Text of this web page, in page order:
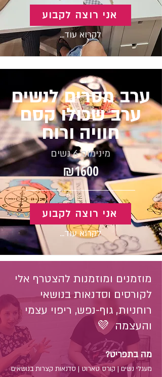
אני רוצה לקבוע
לקרוא עוד...
ערב מסרים לנשים
ערב שכולו קסם
חוויה ורוח
מינימום 6 נשים
₪1600
אני רוצה לקבוע
לקרוא עוד...
מוזמנים ומוזמנות להצטרף אלי
לקורסים וסדנאות בנושאי
רוחניות, גוף-נפש, ריפוי עצמי
והעצמה 💜
מה בתפריט?
מעגלי נשים | קורס טארוט | סדנאות קצרות בנושאים